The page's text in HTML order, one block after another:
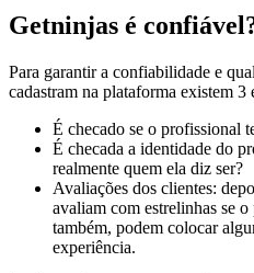
Getninjas é
Para garantir a confiabilidade e
cadastram na plataforma existem 3
É checado se o profissional
É checada a identidade do
realmente quem ela diz ser?
Avaliações dos clientes:
avaliam com estrelinhas se
também, podem colocar
experiência.